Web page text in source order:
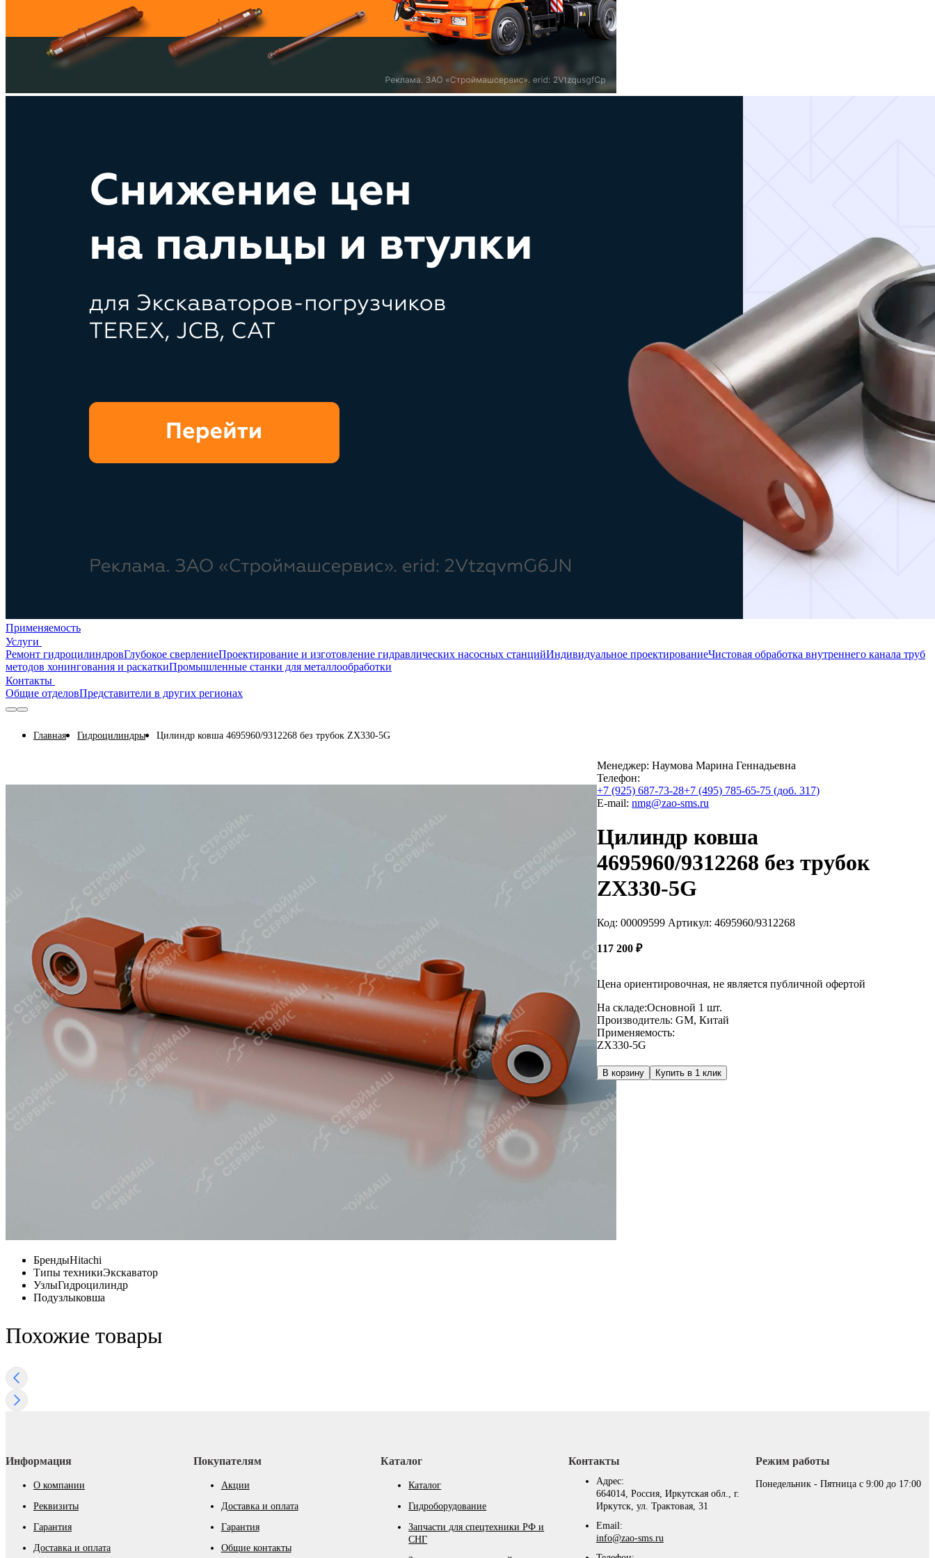
Применяемость
Услуги
Ремонт гидроцилиндровГлубокое сверлениеПроектирование и изготовление гидравлических насосных станцийИндивидуальное проектированиеЧистовая обработка внутреннего канала труб
методов хонингования и раскаткиПромышленные станки для металлообработки
Контакты
Общие отделовПредставители в других регионах
Главная Гидроцилиндры Цилиндр ковша 4695960/9312268 без трубок ZX330-5G
Менеджер:Наумова Марина Геннадьевна
Телефон:
+7 (925) 687-73-28+7 (495) 785-65-75 (доб. 317)
E-mail:nmg@zao-sms.ru
Цилиндр ковша
4695960/9312268 без трубок
ZX330-5G
Код: 00009599 Артикул: 4695960/9312268
117 200₽
Цена ориентировочная, не является публичной офертой
На складе:Основной 1 шт.
Производитель:GM, Китай
Применяемость:
ZX330-5G
В корзину Купить в 1 клик
БрендыHitachi
Типы техникиЭкскаватор
УзлыГидроцилиндр
Подузлыковша
Похожие товары
Информация
О компании
Реквизиты
Гарантия
Доставка и оплата
Покупателям
Акции
Доставка и оплата
Гарантия
Общие контакты
Каталог
Каталог
Гидроборудование
Запчасти для спецтехники РФ и
СНГ
Контакты
Адрес:
664014, Россия, Иркутская обл., г.
Иркутск, ул. Трактовая, 31
Email:
info@zao-sms.ru
Режим работы
Понедельник - Пятница с 9:00 до 17:00